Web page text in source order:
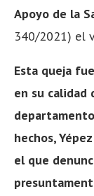
Apoyo de la
340/2021) el
Esta queja
en su calidad
hechos,
el que